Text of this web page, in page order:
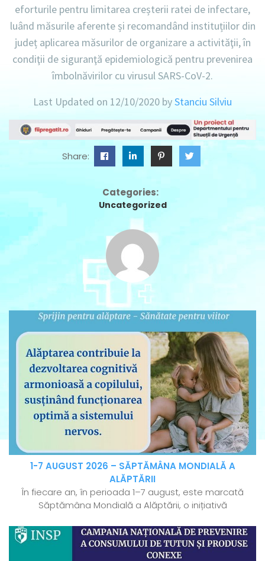
eforturile pentru limitarea creșterii ratei de infectare,
luând măsurile aferente și recomandând instituțiilor din
județ aplicarea măsurilor de organizare a activităţii, în
condiţii de siguranţă epidemiologică pentru prevenirea
îmbolnăvirilor cu virusul SARS-CoV-2.
Last Updated on 12/10/2020 byStanciu Silviu
Share:
Categories:
Uncategorized
1-7 AUGUST 2026 – SĂPTĂMÂNA MONDIALĂ A
ALĂPTĂRII
În fiecare an, în perioada 1–7 august, este marcată
Săptămâna Mondială a Alăptării, o inițiativă